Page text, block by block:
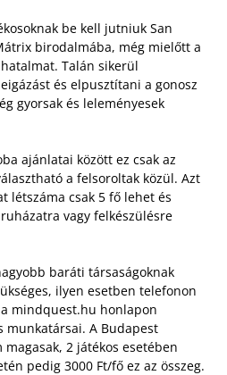
be kell jutniuk San
birodalmába, még mielőtt a
Talán sikerül
és elpusztítani a gonosz
gyorsak és leleményesek
ajánlatai között ez csak az
a felsoroltak közül. Azt
létszáma csak 5 fő lehet és
vagy felkészülésre
baráti társaságoknak
ilyen esetben telefonon
mindquest.hu honlapon
munkatársai. A Budapest
2 játékos esetében
pedig 3000 Ft/fő ez az összeg.